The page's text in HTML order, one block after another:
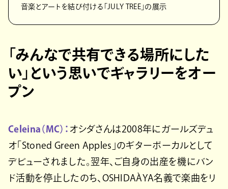
音楽とアートを結び付ける「JULY TREE」の展示
「みんなで共有できる場所にした
い」という思いでギャラリーをオー
プン
Celeina（MC）： オシダさんは2008年にガールズデュ
オ「Stoned Green Apples」のギターボーカルとして
デビューされました。翌年、ご自身の出産を機にバン
ド活動を停止したのち、OSHIDAÀYA名義で楽曲をリ